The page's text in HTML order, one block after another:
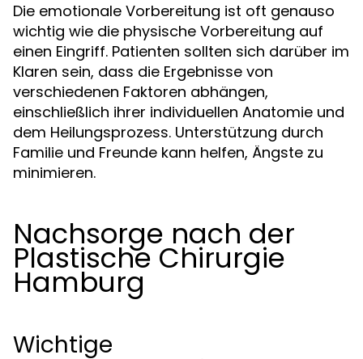
Die emotionale Vorbereitung ist oft genauso
wichtig wie die physische Vorbereitung auf
einen Eingriff. Patienten sollten sich darüber im
Klaren sein, dass die Ergebnisse von
verschiedenen Faktoren abhängen,
einschließlich ihrer individuellen Anatomie und
dem Heilungsprozess. Unterstützung durch
Familie und Freunde kann helfen, Ängste zu
minimieren.
Nachsorge nach der
Plastische Chirurgie
Hamburg
Wichtige